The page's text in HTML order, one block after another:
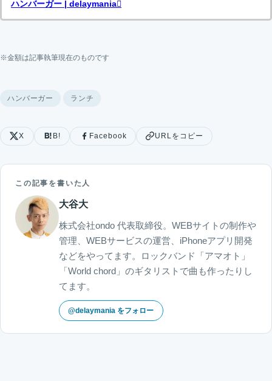
ハンバーガー | delaymania
※金額は記事執筆現在のものです
ハンバーガー ランチ
X B! Facebook URLをコピー
この記事を書いた人
大谷大
株式会社ondo 代表取締役。WEBサイトの制作や
管理、WEBサービスの運営、iPhoneアプリ開発
などをやってます。ロックバンド「アマオト」
「World chord」のギタリストで曲も作ったりし
てます。
@delaymania をフォロー